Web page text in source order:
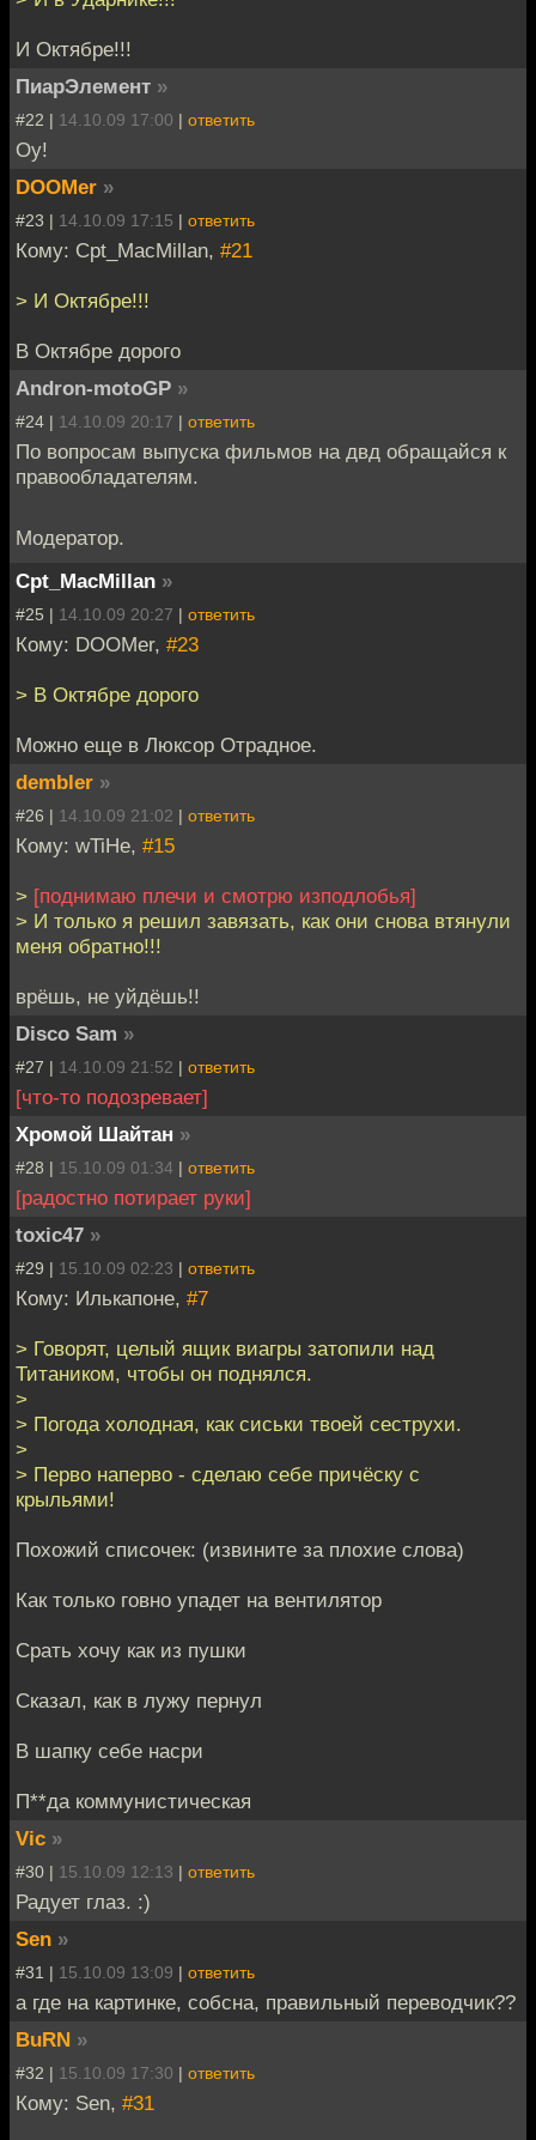
И Октябре!!!
ПиарЭлемент »
#22 | 14.10.09 17:00 | ответить
Оу!
DOOMer »
#23 | 14.10.09 17:15 | ответить
Кому: Cpt_MacMillan, #21
> И Октябре!!!
В Октябре дорого
Andron-motoGP »
#24 | 14.10.09 20:17 | ответить
По вопросам выпуска фильмов на двд обращайся к
правообладателям.
Модератор.
Cpt_MacMillan »
#25 | 14.10.09 20:27 | ответить
Кому: DOOMer, #23
> В Октябре дорого
Можно еще в Люксор Отрадное.
dembler »
#26 | 14.10.09 21:02 | ответить
Кому: wTiHe, #15
> [поднимаю плечи и смотрю изподлобья]
> И только я решил завязать, как они снова втянули
меня обратно!!!
врёшь, не уйдёшь!!
Disco Sam »
#27 | 14.10.09 21:52 | ответить
[что-то подозревает]
Хромой Шайтан »
#28 | 15.10.09 01:34 | ответить
[радостно потирает руки]
toxic47 »
#29 | 15.10.09 02:23 | ответить
Кому: Илькапоне, #7
> Говорят, целый ящик виагры затопили над
Титаником, чтобы он поднялся.
>
> Погода холодная, как сиськи твоей сеструхи.
>
> Перво наперво - сделаю себе причёску с
крыльями!
Похожий списочек: (извините за плохие слова)
Как только говно упадет на вентилятор
Срать хочу как из пушки
Сказал, как в лужу пернул
В шапку себе насри
П**да коммунистическая
Vic »
#30 | 15.10.09 12:13 | ответить
Радует глаз. :)
Sen »
#31 | 15.10.09 13:09 | ответить
а где на картинке, собсна, правильный переводчик??
BuRN »
#32 | 15.10.09 17:30 | ответить
Кому: Sen, #31